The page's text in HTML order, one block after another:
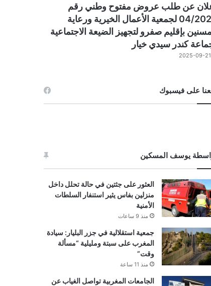
عن طلب عروض مفتوح وطني رقم
04/2025 لجمعية الأعمال الخيرية ورعاية
بإقليم صفرو لتجهيز الضيعة الاجتماعية
كندر سيدي خيار
2025-09-21
على فيسبوك
يوسف المسكين
العثور على جثتين في حالة تحلل داخل
منزلين بفاس يثير استنفار السلطات
الأمنية
منذ 9 ساعات
جمعية استقلالية في جزر البليار: سيادة
المغرب على سبتة ومليلية “مسألة
وقت”
منذ 11 ساعة
الجامعات المغربية تواصل الغياب عن